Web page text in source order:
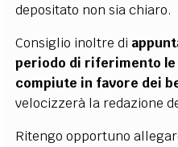
depositato non sia chiaro.
Consiglio inoltre di
periodo di riferimento
compiute in favore dei
velocizzerà la redazione
Ritengo opportuno